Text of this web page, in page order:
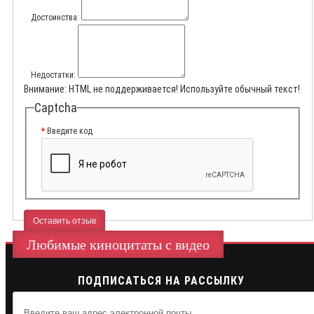
Достоинства:
Недостатки:
Внимание: HTML не поддерживается! Используйте обычный текст!
Captcha
Введите код
Оставить отзыв
Любимые киноцитаты с видео
ПОДПИСАТЬСЯ НА РАССЫЛКУ